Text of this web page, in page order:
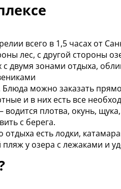
всего в 1,5 часах от
лес, с другой стороны
с двумя зонами отдыха,
можно заказать
и в них есть все
водится плотва, окунь,
с берега.
отдыха есть лодки,
у озера с лежаками и